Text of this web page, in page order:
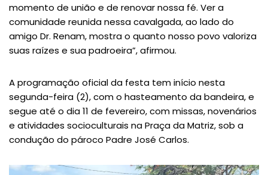
momento de união e de renovar nossa fé. Ver a
comunidade reunida nessa cavalgada, ao lado do
amigo Dr. Renam, mostra o quanto nosso povo valoriza
suas raízes e sua padroeira”, afirmou.
A programação oficial da festa tem início nesta
segunda-feira (2), com o hasteamento da bandeira, e
segue até o dia 11 de fevereiro, com missas, novenários
e atividades socioculturais na Praça da Matriz, sob a
condução do pároco Padre José Carlos.